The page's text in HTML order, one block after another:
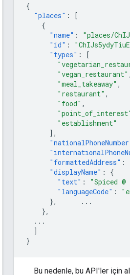
{
"places" :
[
{
"name" : "places/
"id" :
"types" :
[
"vegan_restaurant" ,
"meal_takeaway" ,
"restaurant" ,
"food" ,
"establishment"
],
"formattedAddress" :
"displayName" :
{
"text" : "Spiced @
"languageCode" :
},
...
},
...
]
}
Bu nedenle, bu API'ler için